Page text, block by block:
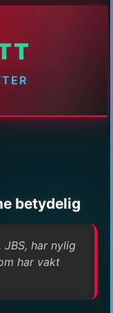
betydelig
har nylig
har vakt